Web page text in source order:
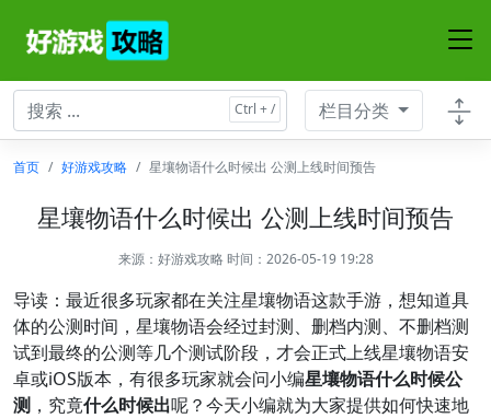
栏目分类
首页 好游戏攻略 星壤物语什么时候出 公测上线时间预告
星壤物语什么时候出 公测上线时间预告
来源： 好游戏攻略时间：2026-05-19 19:28
导读：最近很多玩家都在关注星壤物语这款手游，想知道具
体的公测时间，星壤物语会经过封测、删档内测、不删档测
试到最终的公测等几个测试阶段，才会正式上线星壤物语安
卓或iOS版本，有很多玩家就会问小编星壤物语什么时候公
测 ，究竟什么时候出呢？今天小编就为大家提供如何快速地